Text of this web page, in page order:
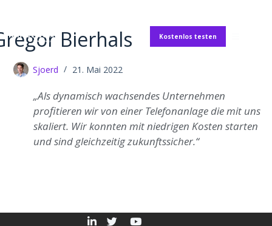
Kostenlos testen
Bierhals
Sjoerd 21. Mai 2022
„Als dynamisch wachsendes Unternehmen
profitieren wir von einer Telefonanlage die mit uns
skaliert. Wir konnten mit niedrigen Kosten starten
und sind gleichzeitig zukunftssicher.“